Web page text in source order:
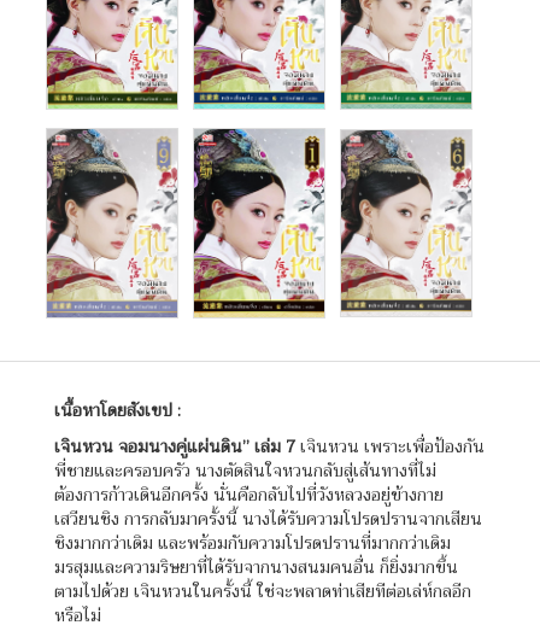
เนื้อหาโดยสังเขป :
เจินหวน จอมนางคู่แผ่นดิน”เล่ม 7เจินหวน เพราะเพื่อป้องกัน
พี่ชายและครอบครัว นางตัดสินใจหวนกลับสู่เส้นทางที่ไม่
ต้องการก้าวเดินอีกครั้ง นั่นคือกลับไปที่วังหลวงอยู่ข้างกาย
เสวียนชิง การกลับมาครั้งนี้ นางได้รับความโปรดปรานจากเสียน
ชิงมากกว่าเดิม และพร้อมกับความโปรดปรานที่มากกว่าเดิม
มรสุมและความริษยาที่ได้รับจากนางสนมคนอื่น ก็ยิ่งมากขึ้น
ตามไปด้วย เจินหวนในครั้งนี้ ใช่จะพลาดท่าเสียทีต่อเล่ห์กลอีก
หรือไม่